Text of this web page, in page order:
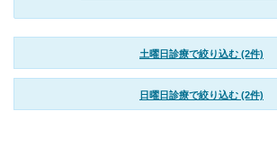
土曜日診療で絞り込む (2件)
日曜日診療で絞り込む (2件)